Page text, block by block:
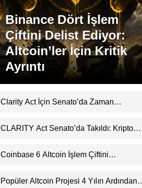
Binance Dört İşlem
Çiftini Delist Ediyor:
Altcoin’ler İçin Kritik
Ayrıntı
Clarity Act İçin Senato’da Zaman
CLARITY Act Senato’da Takıldı: Kripto
Coinbase 6 Altcoin İşlem Çiftini
Popüler Altcoin Projesi 4 Yılın Ardından